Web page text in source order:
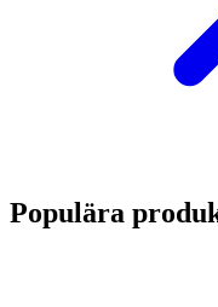
Populära